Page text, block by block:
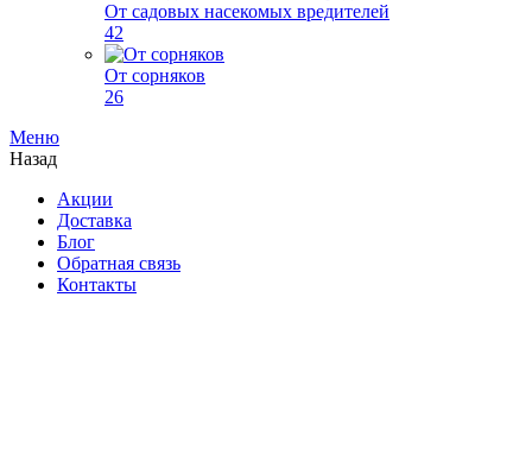
От садовых насекомых вредителей
42
От сорняков
26
Меню
Назад
Акции
Доставка
Блог
Обратная связь
Контакты